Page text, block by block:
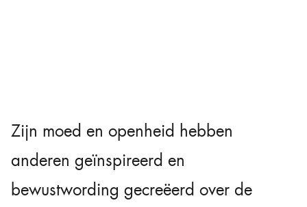
Zijn moed en openheid hebben
anderen geïnspireerd en
bewustwording gecreëerd over de